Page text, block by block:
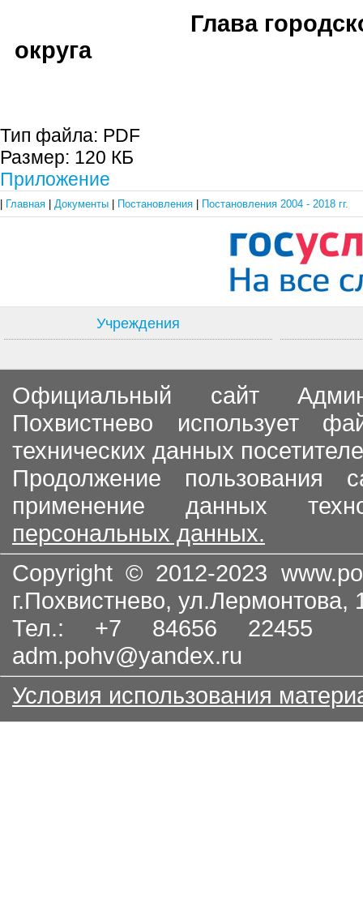
Глава
округа В.М.
Тип файла: PDF
Размер: 120 КБ
Приложение
Главная Документы Постановления Постановления 2004 - 2018 гг.
Учреждения
Официальный сайт
Похвистнево использует
технических данных
Продолжение пользования
применение данных
персональных данных.
Copyright © 2012-2023
г.Похвистнево, ул.Лермонтова,
Тел.: +7 84656
adm.pohv@yandex.ru
Условия использования